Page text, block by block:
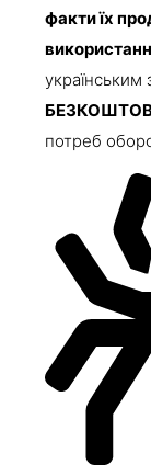
факти їх
українським
потреб